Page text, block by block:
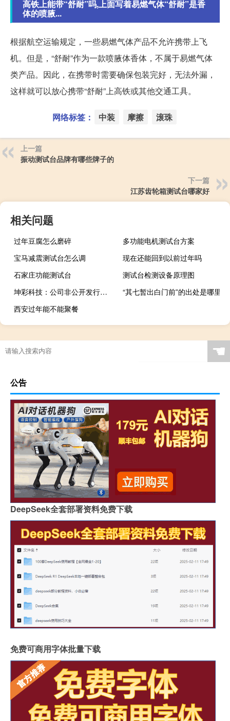
高铁上能带“舒耐”吗,上面写着易燃气体“舒耐”是香
体的喷腋...
根据航空运输规定，一些易燃气体产品不允许携带上飞
机。但是，“舒耐”作为一款喷腋体香体，不属于易燃气体
类产品。因此，在携带时需要确保包装完好，无法外漏，
这样就可以放心携带“舒耐”上高铁或其他交通工具。
网络标签： 中装 摩擦 滚珠
上一篇
振动测试台品牌有哪些牌子的
下一篇
江苏齿轮箱测试台哪家好
相关问题
过年豆腐怎么磨碎
多功能电机测试台方案
宝马减震测试台怎么调
现在还能回到以前过年吗
石家庄功能测试台
测试台检测设备原理图
坤彩科技：公司非公开发行股票批复到期失效
“其七暂出白门前”的出处是哪里
西安过年能不能聚餐
☚
公告
DeepSeek全套部署资料免费下载
免费可商用字体批量下载